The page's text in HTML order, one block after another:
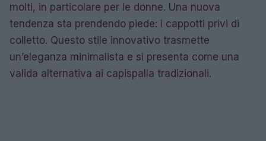
molti, in particolare per le donne. Una nuova
tendenza sta prendendo piede: i cappotti privi di
colletto. Questo stile innovativo trasmette
un’eleganza minimalista e si presenta come una
valida alternativa ai capispalla tradizionali.